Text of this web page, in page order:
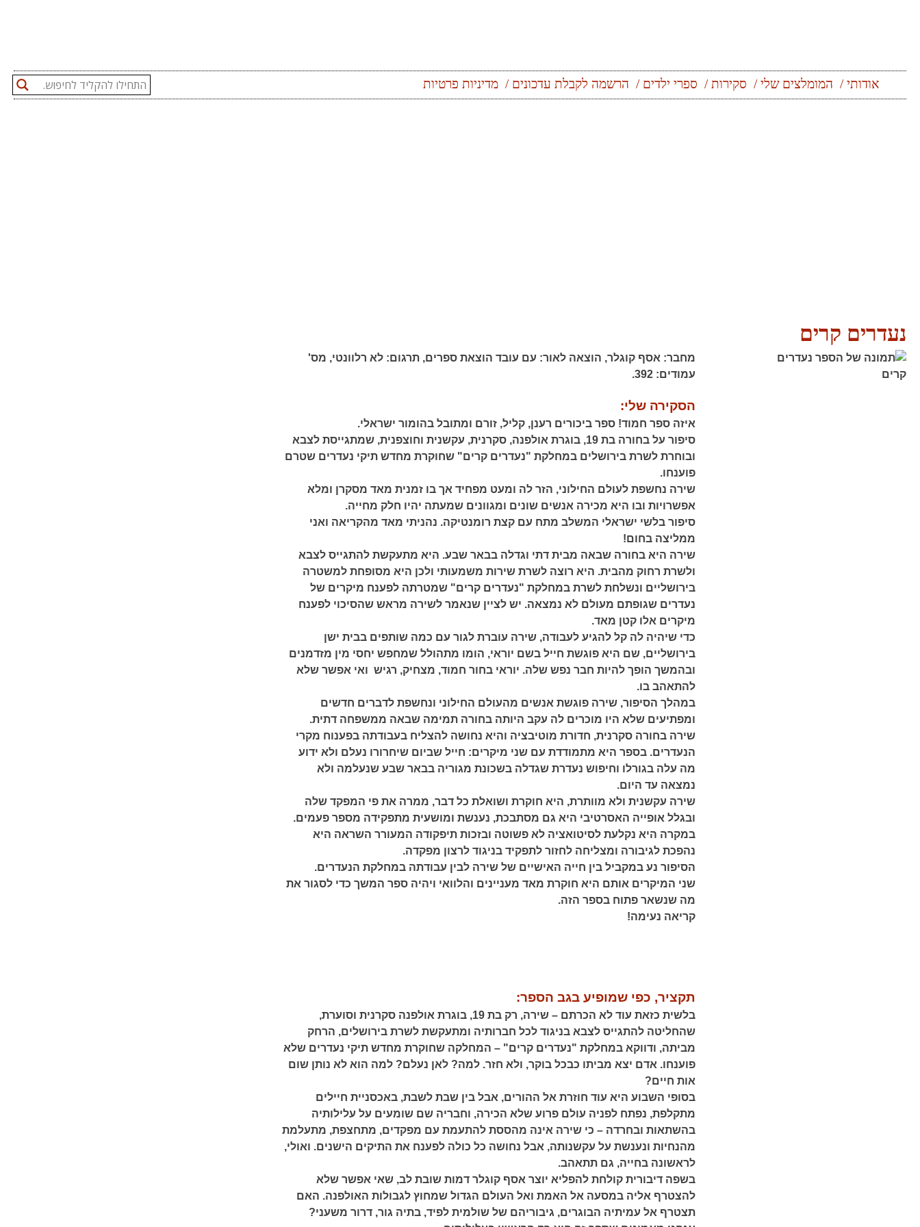
אודותי המומלצים שלי סקירות ספרי ילדים הרשמה לקבלת עדכונים מדיניות פרטיות
נעדרים קרים
מחבר: אסף קוגלר, הוצאה לאור: עם עובד הוצאת ספרים, תרגום: לא רלוונטי, מס'
עמודים:
הסקירה שלי:
איזה ספר חמוד! ספר ביכורים רענן, קליל, זורם ומתובל בהומור ישראלי.
סיפור על בחורה בת 19, בוגרת אולפנה, סקרנית, עקשנית וחוצפנית, שמתגייסת לצבא
ובוחרת לשרת בירושלים במחלקת "נעדרים קרים" שחוקרת מחדש תיקי נעדרים שטרם
פוענחו.
שירה נחשפת לעולם החילוני, הזר לה ומעט מפחיד אך בו זמנית מאד מסקרן ומלא
אפשרויות ובו היא מכירה אנשים שונים ומגוונים שמעתה יהיו חלק מחייה.
סיפור בלשי ישראלי המשלב מתח עם קצת רומנטיקה. נהניתי מאד מהקריאה ואני
ממליצה בחום!
שירה היא בחורה שבאה מבית דתי וגדלה בבאר שבע. היא מתעקשת להתגייס לצבא
ולשרת רחוק מהבית. היא רוצה לשרת שירות משמעותי ולכן היא מסופחת למשטרה
בירושליים ונשלחת לשרת במחלקת "נעדרים קרים" שמטרתה לפענח מיקרים של
נעדרים שגופתם מעולם לא נמצאה. יש לציין שנאמר לשירה מראש שהסיכוי לפענח
מיקרים אלו קטן מאד.
כדי שיהיה לה קל להגיע לעבודה, שירה עוברת לגור עם כמה שותפים בבית ישן
בירושליים, שם היא פוגשת חייל בשם יוראי, הומו מתהולל שמחפש יחסי מין מזדמנים
ובהמשך הופך להיות חבר נפש שלה. יוראי בחור חמוד, מצחיק, רגיש ואי אפשר שלא
להתאהב בו.
במהלך הסיפור, שירה פוגשת אנשים מהעולם החילוני ונחשפת לדברים חדשים
ומפתיעים שלא היו מוכרים לה עקב היותה בחורה תמימה שבאה ממשפחה דתית.
שירה בחורה סקרנית, חדורת מוטיבציה והיא נחושה להצליח בעבודתה בפענוח מקרי
הנעדרים. בספר היא מתמודדת עם שני מיקרים: חייל שביום שיחרורו נעלם ולא ידוע
מה עלה בגורלו וחיפוש נעדרת שגדלה בשכונת מגוריה בבאר שבע שנעלמה ולא
נמצאה עד היום.
שירה עקשנית ולא מוותרת, היא חוקרת ושואלת כל דבר, ממרה את פי המפקד שלה
ובגלל אופייה האסרטיבי היא גם מסתבכת, נענשת ומושעית מתפקידה מספר פעמים.
במקרה היא נקלעת לסיטואציה לא פשוטה ובזכות תיפקודה המעורר השראה היא
נהפכת לגיבורה ומצליחה לחזור לתפקיד בניגוד לרצון מפקדה.
הסיפור נע במקביל בין חייה האישיים של שירה לבין עבודתה במחלקת הנעדרים.
שני המיקרים אותם היא חוקרת מאד מעניינים והלוואי ויהיה ספר המשך כדי לסגור את
מה שנשאר פתוח בספר הזה.
קריאה נעימה!
תקציר, כפי שמופיע בגב הספר:
בלשית כזאת עוד לא הכרתם – שירה, רק בת 19, בוגרת אולפנה סקרנית וסוערת,
שהחליטה להתגייס לצבא בניגוד לכל חברותיה ומתעקשת לשרת בירושלים, הרחק
מביתה, ודווקא במחלקת "נעדרים קרים" – המחלקה שחוקרת מחדש תיקי נעדרים שלא
פוענחו. אדם יצא מביתו כבכל בוקר, ולא חזר. למה? לאן נעלם? למה הוא לא נותן שום
אות חיים?
בסופי השבוע היא עוד חוזרת אל ההורים, אבל בין שבת לשבת, באכסניית חיילים
מתקלפת, נפתח לפניה עולם פרוע שלא הכירה, וחבריה שם שומעים על עלילותיה
בהשתאות ובחרדה – כי שירה אינה מהססת להתעמת עם מפקדים, מתחצפת, מתעלמת
מהנחיות ונענשת על עקשנותה, אבל נחושה כל כולה לפענח את התיקים הישנים. ואולי,
לראשונה בחייה, גם תתאהב.
בשפה דיבורית קולחת להפליא יוצר אסף קוגלר דמות שובת לב, שאי אפשר שלא
להצטרף אליה במסעה אל האמת ואל העולם הגדול שמחוץ לגבולות האולפנה. האם
תצטרף אל עמיתיה הבוגרים, גיבוריהם של שולמית לפיד, בתיה גור, דרור משעני?